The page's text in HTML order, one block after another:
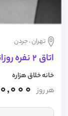
تهران ، جردن
اتاق 2 نفره روزانه
خانه خلاق هزاره
هر روز